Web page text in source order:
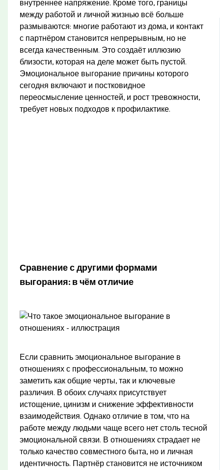
внутреннее напряжение. Кроме того, границы
между работой и личной жизнью всё больше
размываются: многие работают из дома, и контакт
с партнёром становится непрерывным, но не
всегда качественным. Это создаёт иллюзию
близости, которая на деле может быть пустой.
Эмоциональное выгорание причины которого
сегодня включают и постковидное
переосмысление ценностей, и рост тревожности,
требует новых подходов к профилактике.
Сравнение с другими формами
выгорания: в чём отличие
Если сравнить эмоциональное выгорание в
отношениях с профессиональным, то можно
заметить как общие черты, так и ключевые
различия. В обоих случаях присутствует
истощение, цинизм и снижение эффективности
взаимодействия. Однако отличие в том, что на
работе между людьми чаще всего нет столь тесной
эмоциональной связи. В отношениях страдает не
только качество совместного быта, но и личная
идентичность. Партнёр становится не источником